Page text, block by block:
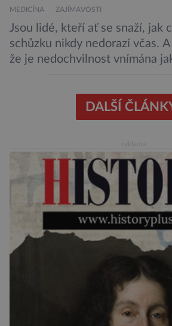
MEDICÍNA ZAJÍMAVOSTI
Jsou lidé, kteří ať se snaží, jak
schůzku nikdy nedorazí včas.
že je nedochvilnost vnímána
chodí chronicky pozdě, možná
Jaké jsou nejčastější příčiny
DALŠÍ